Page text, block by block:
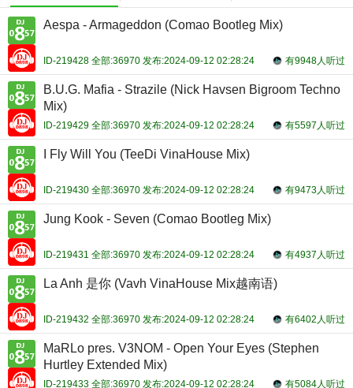
Aespa - Armageddon (Comao Bootleg Mix)
有9948人听过
ID-219428 全部:36970 发布:2024-09-12 02:28:24
B.U.G. Mafia - Strazile (Nick Havsen Bigroom Techno
Mix)
有5597人听过
ID-219429 全部:36970 发布:2024-09-12 02:28:24
I Fly Will You (TeeDi VinaHouse Mix)
有9473人听过
ID-219430 全部:36970 发布:2024-09-12 02:28:24
Jung Kook - Seven (Comao Bootleg Mix)
有4937人听过
ID-219431 全部:36970 发布:2024-09-12 02:28:24
La Anh 是你 (Vavh VinaHouse Mix越南语)
有6402人听过
ID-219432 全部:36970 发布:2024-09-12 02:28:24
MaRLo pres. V3NOM - Open Your Eyes (Stephen
Hurtley Extended Mix)
有5084人听过
ID-219433 全部:36970 发布:2024-09-12 02:28:24